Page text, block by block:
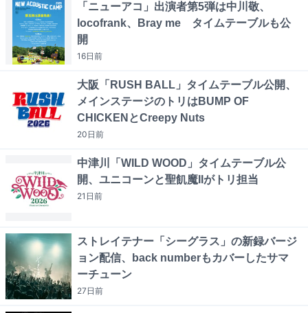
「ニューアコ」出演者第5弾は中川敬、
locofrank、Bray me タイムテーブルも公
開
16日前
大阪「RUSH BALL」タイムテーブル公開、
メインステージのトリはBUMP OF
CHICKENとCreepy Nuts
20日前
中津川「WILD WOOD」タイムテーブル公
開、ユニコーンと聖飢魔IIがトリ担当
21日前
ストレイテナー「シーグラス」の新録バージ
ョン配信、back numberもカバーしたサマ
ーチューン
27日前